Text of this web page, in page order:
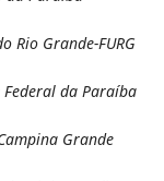
Rio Grande-FURG
da Paraíba
Grande